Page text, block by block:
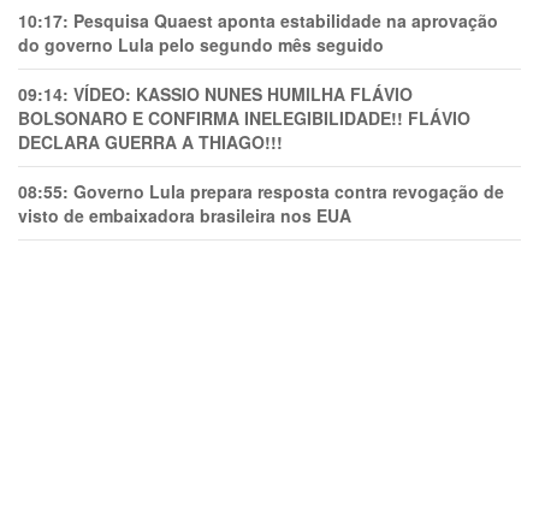
10:17: Pesquisa Quaest aponta estabilidade na aprovação
do governo Lula pelo segundo mês seguido
09:14: VÍDEO: KASSIO NUNES HUMlLHA FLÁVIO
BOLSONARO E CONFIRMA INELEGIBILIDADE!! FLÁVIO
DECLARA GUERRA A THIAGO!!!
08:55: Governo Lula prepara resposta contra revogação de
visto de embaixadora brasileira nos EUA